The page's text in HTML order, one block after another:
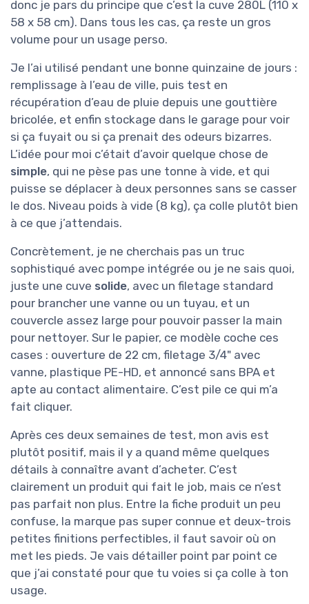
donc je pars du principe que c’est la cuve 280L (110 x
58 x 58 cm). Dans tous les cas, ça reste un gros
volume pour un usage perso.
Je l’ai utilisé pendant une bonne quinzaine de jours :
remplissage à l’eau de ville, puis test en
récupération d’eau de pluie depuis une gouttière
bricolée, et enfin stockage dans le garage pour voir
si ça fuyait ou si ça prenait des odeurs bizarres.
L’idée pour moi c’était d’avoir quelque chose de
simple, qui ne pèse pas une tonne à vide, et qui
puisse se déplacer à deux personnes sans se casser
le dos. Niveau poids à vide (8 kg), ça colle plutôt bien
à ce que j’attendais.
Concrètement, je ne cherchais pas un truc
sophistiqué avec pompe intégrée ou je ne sais quoi,
juste une cuve solide, avec un filetage standard
pour brancher une vanne ou un tuyau, et un
couvercle assez large pour pouvoir passer la main
pour nettoyer. Sur le papier, ce modèle coche ces
cases : ouverture de 22 cm, filetage 3/4" avec
vanne, plastique PE-HD, et annoncé sans BPA et
apte au contact alimentaire. C’est pile ce qui m’a
fait cliquer.
Après ces deux semaines de test, mon avis est
plutôt positif, mais il y a quand même quelques
détails à connaître avant d’acheter. C’est
clairement un produit qui fait le job, mais ce n’est
pas parfait non plus. Entre la fiche produit un peu
confuse, la marque pas super connue et deux-trois
petites finitions perfectibles, il faut savoir où on
met les pieds. Je vais détailler point par point ce
que j’ai constaté pour que tu voies si ça colle à ton
usage.